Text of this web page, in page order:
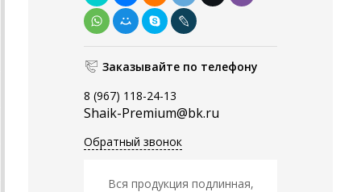
Заказывайте по телефону
8 (967) 118-24-13
Shaik-Premium@bk.ru
Обратный звонок
Вся продукция подлинная,